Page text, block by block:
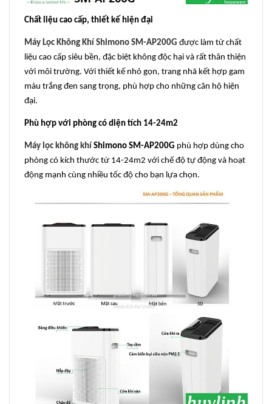
Chất liệu cao cấp, thiết kế hiện đại
Máy Lọc Không Khí Shimono SM-AP200G được làm từ chất
liệu cao cấp siêu bền, đặc biệt không độc hại và rất thân thiện
với môi trường. Với thiết kế nhỏ gọn, trang nhã kết hợp gam
màu trắng đen sang trọng, phù hợp cho những căn hộ hiện
đại.
Phù hợp với phòng có diện tích 14-24m2
Máy lọc không khí Shimono SM-AP200G phù hợp dùng cho
phòng có kích thước từ 14-24m2 với chế độ tự động và hoạt
động mạnh cùng nhiều tốc độ cho bạn lựa chọn.